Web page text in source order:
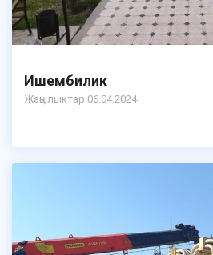
Ишембилик
Жаңылыктар 06.04.2024